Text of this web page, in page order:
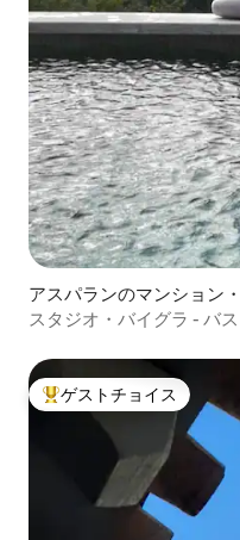
アスパランのマンション
スタジオ・バイグラ - バ
大好評のゲストチョイスで
ゲストチョイス